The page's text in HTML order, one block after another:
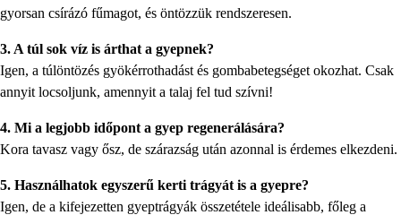
gyorsan csírázó fűmagot, és öntözzük rendszeresen.
3. A túl sok víz is árthat a gyepnek?
Igen, a túlöntözés gyökérrothadást és gombabetegséget okozhat. Csak
annyit locsoljunk, amennyit a talaj fel tud szívni!
4. Mi a legjobb időpont a gyep regenerálására?
Kora tavasz vagy ősz, de szárazság után azonnal is érdemes elkezdeni.
5. Használhatok egyszerű kerti trágyát is a gyepre?
Igen, de a kifejezetten gyeptrágyák összetétele ideálisabb, főleg a